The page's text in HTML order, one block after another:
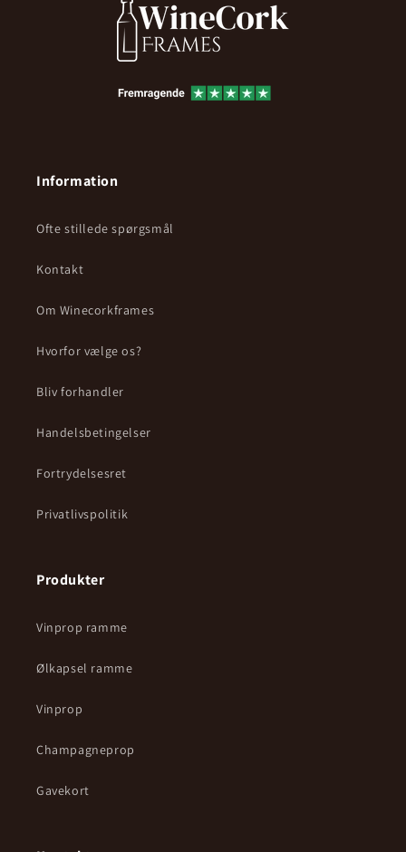
Information
Ofte stillede spørgsmål
Kontakt
Om Winecorkframes
Hvorfor vælge os?
Bliv forhandler
Handelsbetingelser
Fortrydelsesret
Privatlivspolitik
Produkter
Vinprop ramme
Ølkapsel ramme
Vinprop
Champagneprop
Gavekort